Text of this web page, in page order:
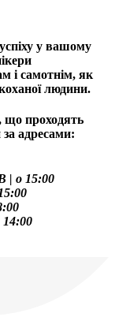
у вашому
і самотнім, як
людини.
що проходять
адресами:
| о 15:00
14:00